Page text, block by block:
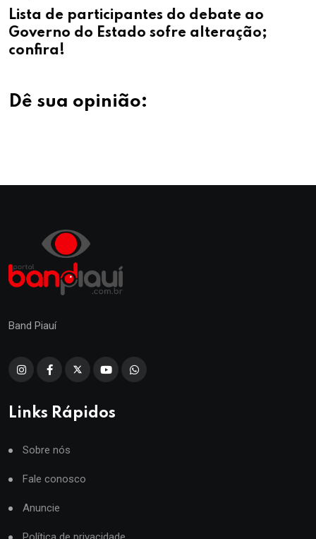
Lista de participantes do debate ao
Governo do Estado sofre alteração;
confira!
Dê sua opinião:
Band Piauí
Links Rápidos
Sobre nós
Fale conosco
Anuncie